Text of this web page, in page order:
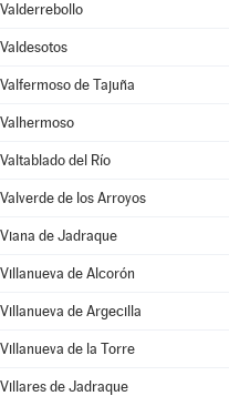
Valderrebollo
Valdesotos
Valfermoso de Tajuña
Valhermoso
Valtablado del Río
Valverde de los Arroyos
Viana de Jadraque
Villanueva de Alcorón
Villanueva de Argecilla
Villanueva de la Torre
Villares de Jadraque